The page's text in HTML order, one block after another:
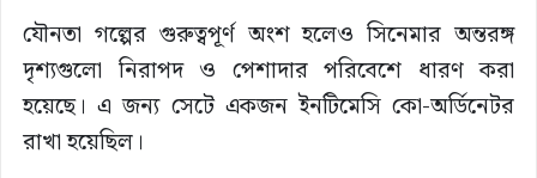
যৌনতা গল্পের গুরুত্বপূর্ণ অংশ হলেও সিনেমার অন্তরঙ্গ
দৃশ্যগুলো নিরাপদ ও পেশাদার পরিবেশে ধারণ করা
হয়েছে। এ জন্য সেটে একজন ইনটিমেসি কো-অর্ডিনেটর
রাখা হয়েছিল।